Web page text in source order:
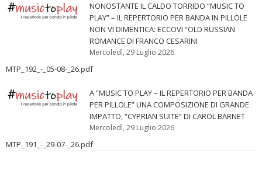
NONOSTANTE IL CALDO TORRIDO “MUSIC TO
PLAY” – IL REPERTORIO PER BANDA IN PILLOLE
NON VI DIMENTICA: ECCOVI “OLD RUSSIAN
ROMANCE DI FRANCO CESARINI
Mercoledì, 29 Luglio 2026
MTP_192_-_05-08-_26.pdf
A “MUSIC TO PLAY – IL REPERTORIO PER BANDA
PER PILLOLE” UNA COMPOSIZIONE DI GRANDE
IMPATTO, “CYPRIAN SUITE” DI CAROL BARNET
Mercoledì, 29 Luglio 2026
MTP_191_-_29-07-_26.pdf